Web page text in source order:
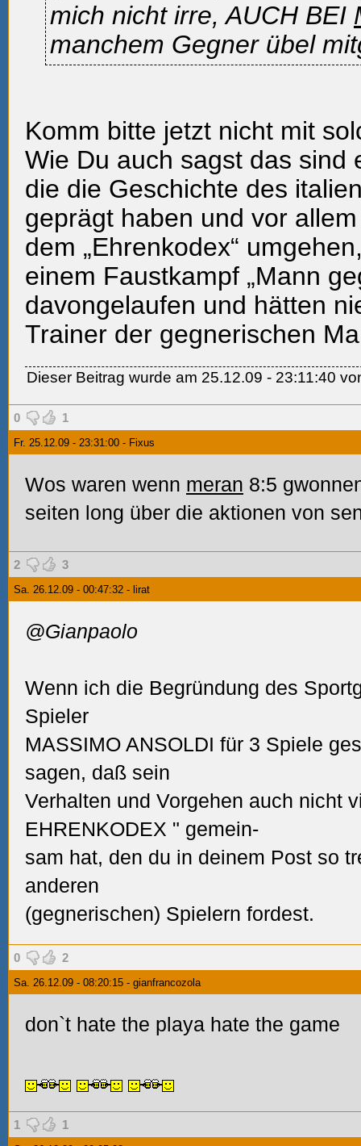
mich nicht irre, AUCH BEI
manchem Gegner übel
Komm bitte jetzt nicht mit
Wie Du auch sagst das sind
die die Geschichte des
geprägt haben und vor
dem „Ehrenkodex“
einem Faustkampf „Mann
davongelaufen und hätten
Trainer der gegnerischen
Dieser Beitrag wurde am 25.12.09 - 23:11:40
0 1
Fr. 25.12.09 - 23:31:00 - Fixus
Wos waren wenn meran 8:5
seiten long über die aktionen von
2 3
Sa. 26.12.09 - 00:47:32 - lirat
@Gianpaolo
Wenn ich die Begründung des
Spieler
MASSIMO ANSOLDI für 3 Spiele
sagen, daß sein
Verhalten und Vorgehen auch nicht
EHRENKODEX " gemein-
sam hat, den du in deinem Post so
anderen
(gegnerischen) Spielern fordest.
0 2
Sa. 26.12.09 - 08:20:15 - gianfrancozola
don`t hate the playa hate the game
1 1